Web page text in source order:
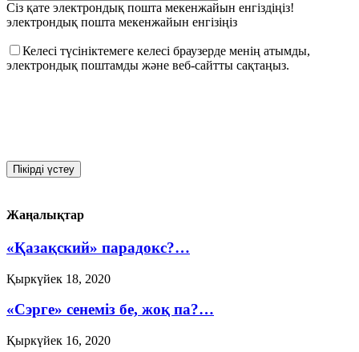
Сіз қате электрондық пошта мекенжайын енгіздіңіз!
электрондық пошта мекенжайын енгізіңіз
Келесі түсініктемеге келесі браузерде менің атымды,
электрондық поштамды және веб-сайтты сақтаңыз.
Жаңалықтар
«Қазақский» парадокс?…
Қыркүйек 18, 2020
«Сэрге» сенеміз бе, жоқ па?…
Қыркүйек 16, 2020